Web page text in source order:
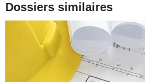
Dossiers similaires